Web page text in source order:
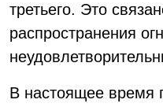
третьего. Это
распространения
В настоящее время